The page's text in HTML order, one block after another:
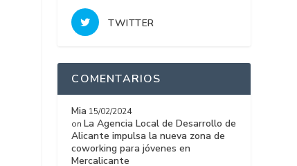
TWITTER
COMENTARIOS
Mia 15/02/2024
on La Agencia Local de Desarrollo de
Alicante impulsa la nueva zona de
coworking para jóvenes en
Mercalicante